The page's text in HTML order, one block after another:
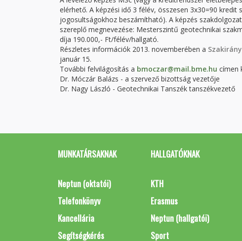
elérhető. A képzési idő 3 félév, összesen 3x30=90
jogosultságokhoz beszámítható). A képzés
szereplő megnevezése: Mesterszintű geotechnikai
díja 190.000,- Ft/félév/hallgató.
Részletes információk 2013. novemberében a
január 15.
További felvilágosítás a bmoczar@mail.bme.hu címen
Dr. Móczár Balázs - a szervező bizottság vezetője
Dr. Nagy László - Geotechnikai Tanszék tanszékvezető
MUNKATÁRSAKNAK
Neptun (oktatói)
Telefonkönyv
Kancellária
Segítségkérés
HALLGATÓKNAK
KTH
Erasmus
Neptun (hallgatói)
Sport